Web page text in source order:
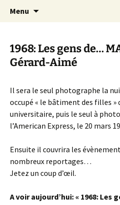
Canal Marches
Menu
1968: Les gens de…
Gérard-Aimé
Il sera le seul photographe la
occupé « le bâtiment des filles »
universitaire, puis le seul à
l’American Express, le 20 mars
Ensuite il couvrira les
nombreux reportages…
Jetez un coup d’œil.
A voir aujourd’hui: « 1968: Les